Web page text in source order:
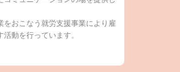
をおこなう就労支援事業により雇
動を行っています。